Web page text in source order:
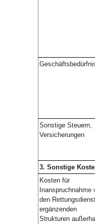
Sonstige Steuern,
Versicherungen
3. Sonstige
Kosten für
Inanspruchnahme
den
ergänzenden
Strukturen